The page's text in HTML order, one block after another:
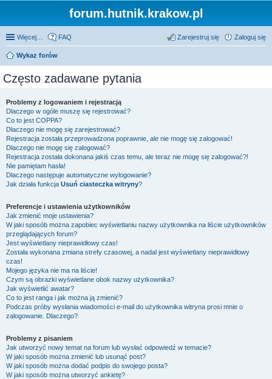
forum.hutnik.krakow.pl
Więcej… FAQ Zaloguj się
Zarejestruj się
Wykaz forów
Często zadawane pytania
Problemy z logowaniem i rejestracją
Dlaczego w ogóle muszę się rejestrować?
Co to jest COPPA?
Dlaczego nie mogę się zarejestrować?
Rejestracja została przeprowadzona poprawnie, ale nie mogę się zalogować!
Dlaczego nie mogę się zalogować?
Rejestracja została dokonana jakiś czas temu, ale teraz nie mogę się zalogować?!
Nie pamiętam hasła!
Dlaczego następuje automatyczne wylogowanie?
Jak działa funkcja Usuń ciasteczka witryny?
Preferencje i ustawienia użytkowników
Jak zmienić moje ustawienia?
W jaki sposób można zapobiec wyświetlaniu nazwy użytkownika na liście użytkowników
przeglądających forum?
Jest wyświetlany nieprawidłowy czas!
Została wykonana zmiana strefy czasowej, a nadal jest wyświetlany nieprawidłowy
czas!
Mojego języka nie ma na liście!
Czym są obrazki wyświetlane obok nazwy użytkownika?
Jak wyświetlić awatar?
Co to jest ranga i jak można ją zmienić?
Podczas próby wysłania wiadomości e-mail do użytkownika witryna prosi mnie o
zalogowanie. Dlaczego?
Problemy z pisaniem
Jak utworzyć nowy temat na forum lub wysłać odpowiedź w temacie?
W jaki sposób można zmienić lub usunąć post?
W jaki sposób można dodać podpis do swojego posta?
W jaki sposób można utworzyć ankietę?